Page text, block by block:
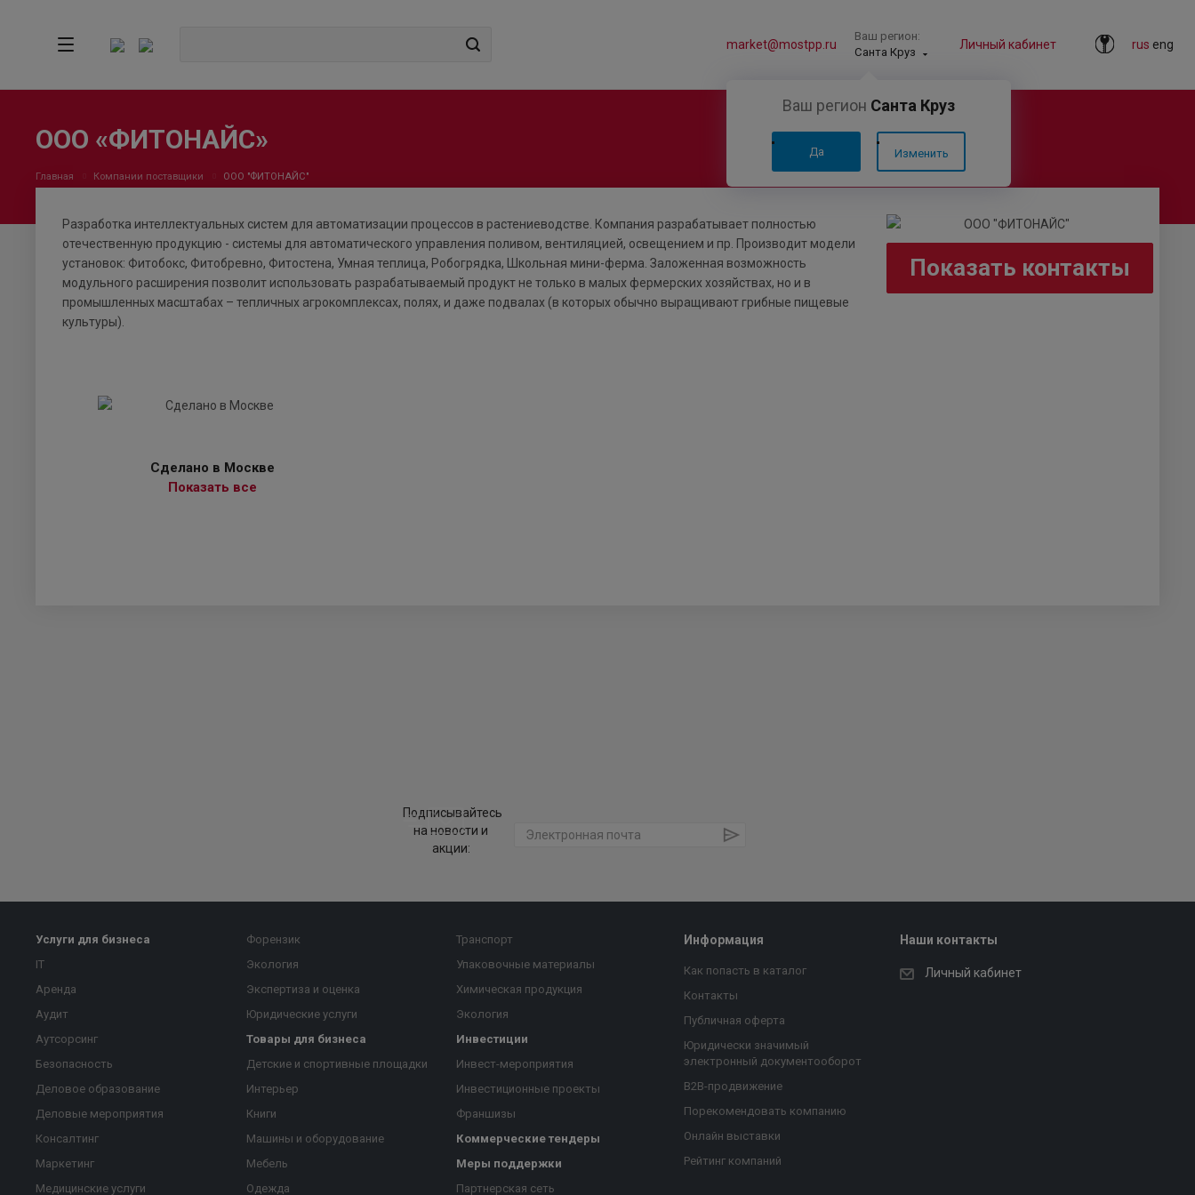
rus eng
Личный кабинет
Ваш регион:
Санта Круз
Ваш регион Санта Круз
Да Изменить
market@mostpp.ru
ООО «ФИТОНАЙС»
Главная Компании поставщики ООО "ФИТОНАЙС"
Показать контакты
Разработка интеллектуальных систем для автоматизации процессов в растениеводстве. Компания разрабатывает полностью
отечественную продукцию - системы для автоматического управления поливом, вентиляцией, освещением и пр. Производит модели
установок: Фитобокс, Фитобревно, Фитостена, Умная теплица, Робогрядка, Школьная мини-ферма. Заложенная возможность
модульного расширения позволит использовать разрабатываемый продукт не только в малых фермерских хозяйствах, но и в
промышленных масштабах – тепличных агрокомплексах, полях, и даже подвалах (в которых обычно выращивают грибные пищевые
культуры).
Сделано в Москве
Показать все
Подписывайтесь
на новости и
акции:
Услуги для бизнеса
IT
Аренда
Аудит
Аутсорсинг
Безопасность
Деловое образование
Деловые мероприятия
Консалтинг
Маркетинг
Медицинские услуги
Форензик
Экология
Экспертиза и оценка
Юридические услуги
Товары для бизнеса
Детские и спортивные площадки
Интерьер
Книги
Машины и оборудование
Мебель
Одежда
Транспорт
Упаковочные материалы
Химическая продукция
Экология
Инвестиции
Инвест-мероприятия
Инвестиционные проекты
Франшизы
Коммерческие тендеры
Меры поддержки
Партнерская сеть
Информация
Как попасть в каталог
Контакты
Публичная оферта
Юридически значимый
электронный документооборот
B2B-продвижение
Порекомендовать компанию
Онлайн выставки
Рейтинг компаний
Наши контакты
Личный кабинет